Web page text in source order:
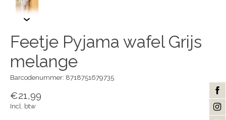
Feetje Pyjama wafel Grijs
melange
Barcodenummer: 8718751679735
€21,99
Incl. btw